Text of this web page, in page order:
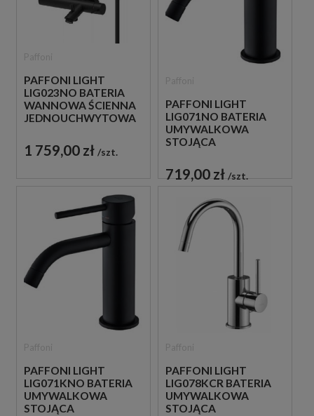
PAFFONI LIGHT
LIG023NO BATERIA
WANNOWA ŚCIENNA
JEDNOUCHWYTOWA
1 759,00 zł szt.
PAFFONI LIGHT
LIG071NO BATERIA
UMYWALKOWA
STOJĄCA
CZARNA
719,00 zł szt.
PAFFONI LIGHT
LIG071KNO BATERIA
UMYWALKOWA
STOJĄCA
PAFFONI LIGHT
LIG078KCR BATERIA
UMYWALKOWA
STOJĄCA